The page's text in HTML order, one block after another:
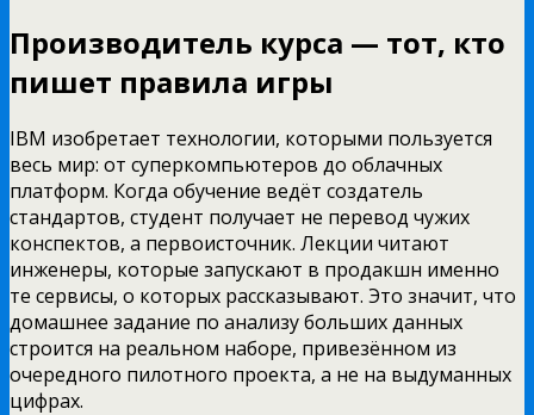
Производитель курса — тот, кто
пишет правила игры
IBM изобретает технологии, которыми пользуется
весь мир: от суперкомпьютеров до облачных
платформ. Когда обучение ведёт создатель
стандартов, студент получает не перевод чужих
конспектов, а первоисточник. Лекции читают
инженеры, которые запускают в продакшн именно
те сервисы, о которых рассказывают. Это значит, что
домашнее задание по анализу больших данных
строится на реальном наборе, привезённом из
очередного пилотного проекта, а не на выдуманных
цифрах.